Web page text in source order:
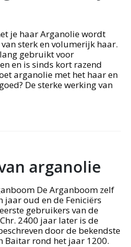
je haar Arganolie wordt
sterk en volumerijk haar.
gebruikt voor
en is sinds kort razend
arganolie met het haar en
De sterke werking van
arganolie
De Arganboom zelf
jaar oud en de Feniciërs
gebruikers van de
2400 jaar later is de
door de bekendste
Baitar rond het jaar 1200.